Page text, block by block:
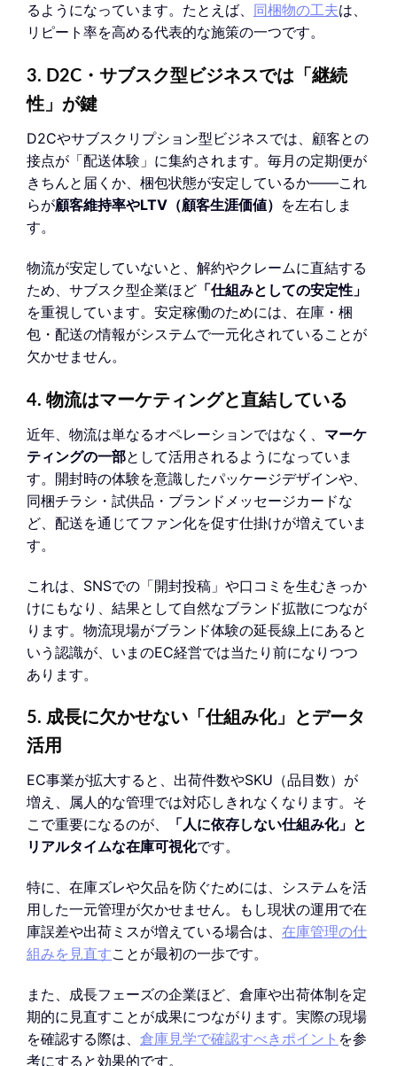
るようになっています。たとえば、 同梱物の工夫は、
リピート率を高める代表的な施策の一つです。
3. D2C・サブスク型ビジネスでは「継続
性」が鍵
D2Cやサブスクリプション型ビジネスでは、顧客との
接点が「配送体験」に集約されます。毎月の定期便が
きちんと届くか、梱包状態が安定しているか——これ
らが顧客維持率やLTV（顧客生涯価値） を左右しま
す。
物流が安定していないと、解約やクレームに直結する
ため、サブスク型企業ほど 「仕組みとしての安定性」
を重視しています。安定稼働のためには、在庫・梱
包・配送の情報がシステムで一元化されていることが
欠かせません。
4. 物流はマーケティングと直結している
近年、物流は単なるオペレーションではなく、 マーケ
ティングの一部として活用されるようになっていま
す。開封時の体験を意識したパッケージデザインや、
同梱チラシ・試供品・ブランドメッセージカードな
ど、配送を通じてファン化を促す仕掛けが増えていま
す。
これは、SNSでの「開封投稿」や口コミを生むきっか
けにもなり、結果として自然なブランド拡散につなが
ります。物流現場がブランド体験の延長線上にあると
いう認識が、いまのEC経営では当たり前になりつつ
あります。
5. 成長に欠かせない「仕組み化」とデータ
活用
EC事業が拡大すると、出荷件数やSKU（品目数）が
増え、属人的な管理では対応しきれなくなります。そ
こで重要になるのが、
「人に依存しない仕組み化」と
リアルタイムな在庫可視化です。
特に、在庫ズレや欠品を防ぐためには、システムを活
用した一元管理が欠かせません。もし現状の運用で在
庫誤差や出荷ミスが増えている場合は、 在庫管理の仕
組みを見直すことが最初の一歩です。
また、成長フェーズの企業ほど、倉庫や出荷体制を定
期的に見直すことが成果につながります。実際の現場
を確認する際は、 倉庫見学で確認すべきポイント を参
考にすると効果的です。